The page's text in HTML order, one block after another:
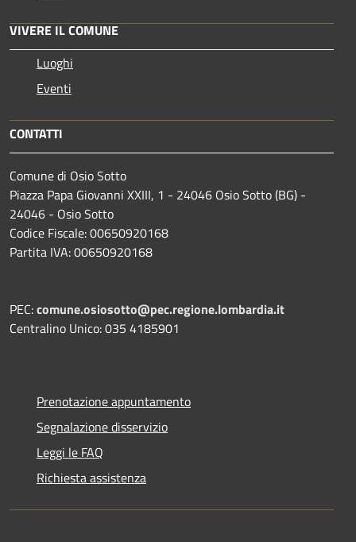
VIVERE IL COMUNE
Luoghi
Eventi
CONTATTI
Comune di Osio Sotto
Piazza Papa Giovanni XXIII, 1 - 24046 Osio Sotto (BG) -
24046 - Osio Sotto
Codice Fiscale: 00650920168
Partita IVA: 00650920168
PEC:comune.osiosotto@pec.regione.lombardia.it
Centralino Unico: 035 4185901
Prenotazione appuntamento
Segnalazione disservizio
Leggi le FAQ
Richiesta assistenza